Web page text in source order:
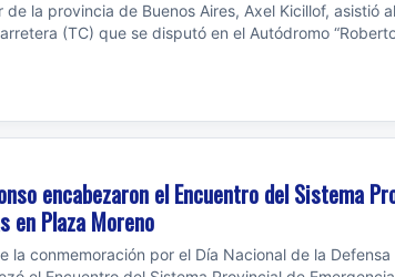
de la provincia de Buenos Aires, Axel Kicillof, asistió
(TC) que se disputó en el Autódromo
encabezaron el Encuentro del Sistema
en Plaza Moreno
la conmemoración por el Día Nacional de la